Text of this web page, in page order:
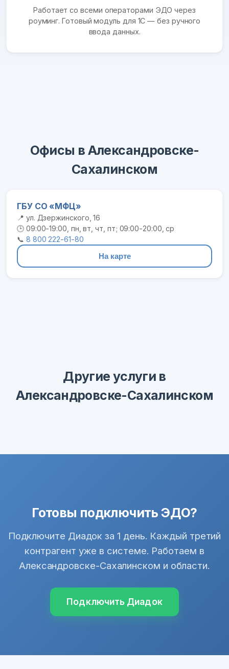
Работает со всеми операторами ЭДО через
роуминг. Готовый модуль для 1С — без ручного
ввода данных.
Офисы в Александровске-
Сахалинском
ГБУ СО «МФЦ»
📍 ул. Дзержинского, 16
🕒 09:00-19:00, пн, вт, чт, пт; 09:00-20:00, ср
📞 8 800 222-61-80
На карте
Другие услуги в
Александровске-Сахалинском
Готовы подключить ЭДО?
Подключите Диадок за 1 день. Каждый третий
контрагент уже в системе. Работаем в
Александровске-Сахалинском и области.
Подключить Диадок